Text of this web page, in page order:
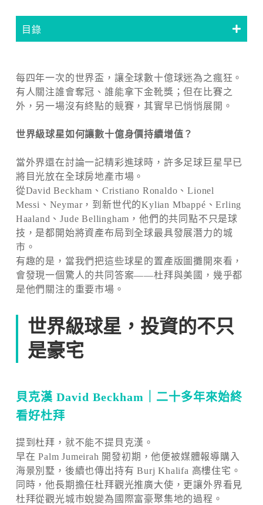
目錄
每四年一次的世界盃，讓全球數十億球迷為之瘋狂。
有人關注誰會奪冠、誰能拿下金靴獎；但在比賽之
外，另一場沒有終點的競賽，其實早已悄悄展開。
世界級球星如何讓數十億身價持續增值？
當外界還在討論一記精彩進球時，許多足球巨星早已
將目光放在全球房地產市場。
從David Beckham、Cristiano Ronaldo、Lionel
Messi、Neymar，到新世代的Kylian Mbappé、Erling
Haaland、Jude Bellingham，他們的共同點不只是球
技，是都開始將資產布局到全球最具發展潛力的城
市。
有趣的是，當我們把這些球星的置產版圖攤開來看，
會發現一個驚人的共同答案——杜拜與美國，幾乎都
是他們關注的重要市場。
世界級球星，投資的不只
是豪宅
貝克漢 David Beckham｜二十多年來始終
看好杜拜
提到杜拜，就不能不提貝克漢。
早在 Palm Jumeirah 開發初期，他便被媒體報導購入
海景別墅，後續也傳出持有 Burj Khalifa 高樓住宅。
同時，他長期擔任杜拜觀光推廣大使，更讓外界看見
杜拜從觀光城市蛻變為國際富豪聚集地的過程。